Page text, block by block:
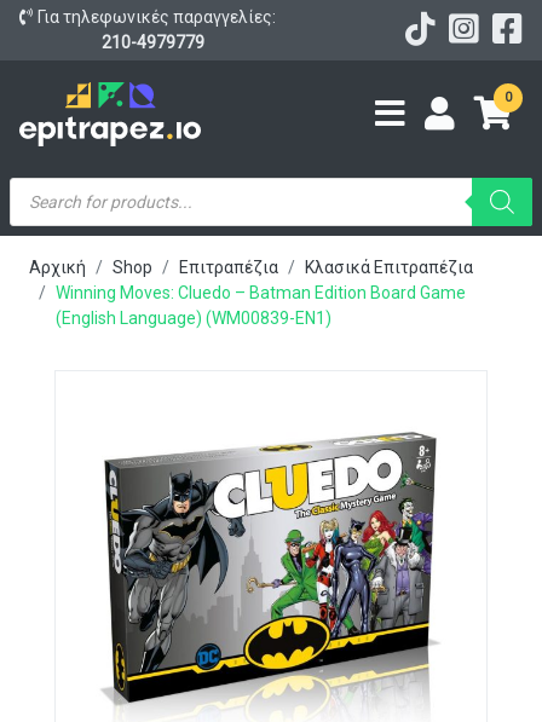
Για τηλεφωνικές παραγγελίες:
210-4979779
0
Products
search
Αρχική Shop Επιτραπέζια
Κλασικά Επιτραπέζια
Winning Moves: Cluedo – Batman Edition Board Game
(English Language) (WM00839-EN1)